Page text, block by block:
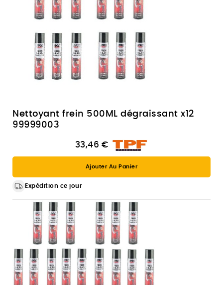
Nettoyant frein 500ML dégraissant x12
99999003
33,46 €
Ajouter Au Panier
Expédition ce jour